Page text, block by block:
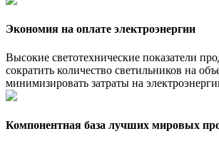
Экономия на оплате электроэнергии
Высокие светотехнические показатели
сократить количество светильников на
минимизировать затраты на
Компонентная база лучших мировых